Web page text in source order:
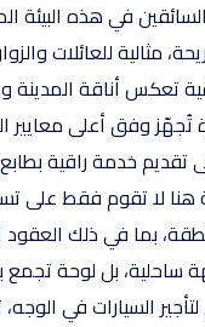
في هذه البيئة
مثالية للعائلات
تُجهّز وفق أعلى
تقديم خدمة راقية
لا تقوم فقط على
بما في ذلك العقود
بل لوحة تجمع بين
السيارات في